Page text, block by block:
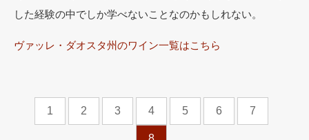
した経験の中でしか学べないことなのかもしれない。
ヴァッレ・ダオスタ州のワイン一覧はこちら
1 2 3 4 5 6 7